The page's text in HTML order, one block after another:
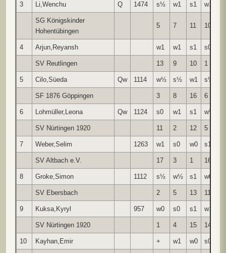
3 Li,Wenchu Q 1474 s½ w1 s1 w1
SG Königskinder
Hohentübingen
5 7 11 10
4 Arjun,Reyansh w1 w1 s1 s0
SV Reutlingen 13 9 10 1
5 Cilo,Süeda Qw 1114 w½ s½ w1 s½
SF 1876 Göppingen 3 8 16 6
6 Lohmüller,Leona Qw 1124 s0 w1 s1 w½
SV Nürtingen 1920 11 2 12 5
7 Weber,Selim 1263 w1 s0 w0 s1
SV Altbach e.V. 17 3 1 16
8 Groke,Simon 1112 s½ w½ s1 w0
SV Ebersbach 2 5 13 11
9 Kuksa,Kyryl 957 w0 s0 s1 w1
SV Nürtingen 1920 1 4 15 14
10 Kayhan,Emir + w1 w0 s0